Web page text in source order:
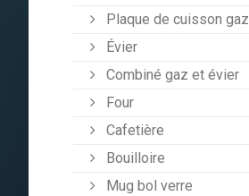
Plaque de cuisson gaz
Évier
Combiné gaz et évier
Four
Cafetière
Bouilloire
Mug bol verre